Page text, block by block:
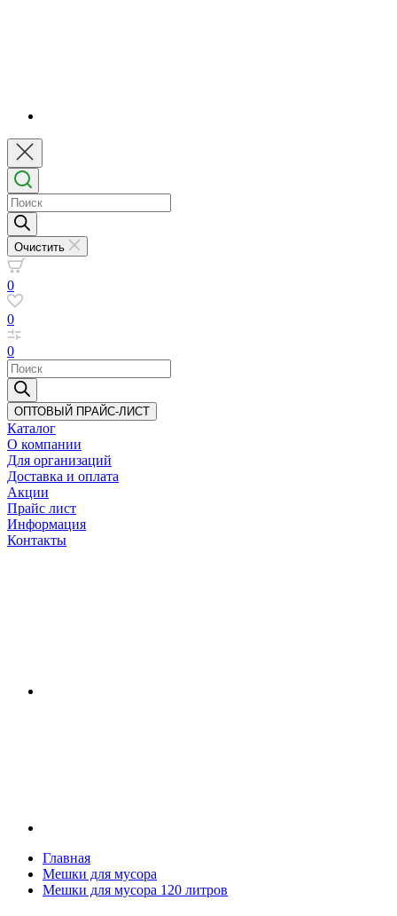
Поиск
товаров
Очистить
0
0
0
Поиск
товаров
ОПТОВЫЙ ПРАЙС-ЛИСТ
Каталог
О компании
Для организаций
Доставка и оплата
Акции
Прайс лист
Информация
Контакты
Главная
Мешки для мусора
Мешки для мусора 120 литров